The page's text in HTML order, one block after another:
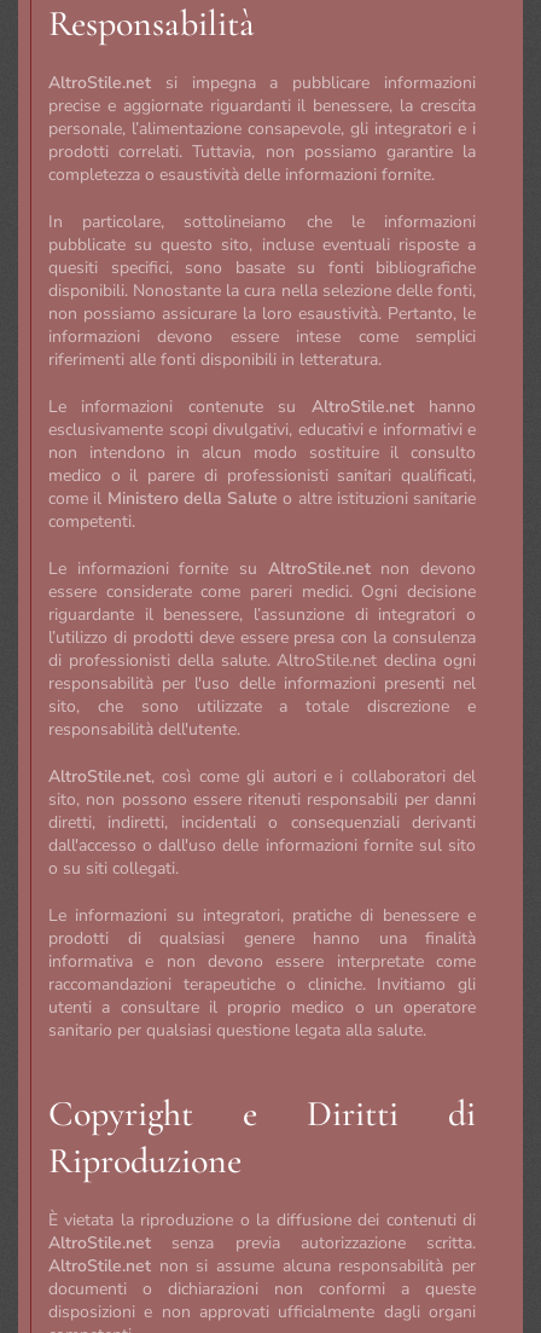
Responsabilità
AltroStile.net si impegna a pubblicare informazioni
precise e aggiornate riguardanti il benessere, la crescita
personale, l’alimentazione consapevole, gli integratori e i
prodotti correlati. Tuttavia, non possiamo garantire la
completezza o esaustività delle informazioni fornite.
In particolare, sottolineiamo che le informazioni
pubblicate su questo sito, incluse eventuali risposte a
quesiti specifici, sono basate su fonti bibliografiche
disponibili. Nonostante la cura nella selezione delle fonti,
non possiamo assicurare la loro esaustività. Pertanto, le
informazioni devono essere intese come semplici
riferimenti alle fonti disponibili in letteratura.
Le informazioni contenute su AltroStile.nethanno
esclusivamente scopi divulgativi, educativi e informativi e
non intendono in alcun modo sostituire il consulto
medico o il parere di professionisti sanitari qualificati,
come il Ministero della Salute o altre istituzioni sanitarie
competenti.
Le informazioni fornite su AltroStile.netnon devono
essere considerate come pareri medici. Ogni decisione
riguardante il benessere, l’assunzione di integratori o
l’utilizzo di prodotti deve essere presa con la consulenza
di professionisti della salute. AltroStile.net declina ogni
responsabilità per l'uso delle informazioni presenti nel
sito, che sono utilizzate a totale discrezione e
responsabilità dell'utente.
AltroStile.net, così come gli autori e i collaboratori del
sito, non possono essere ritenuti responsabili per danni
diretti, indiretti, incidentali o consequenziali derivanti
dall'accesso o dall'uso delle informazioni fornite sul sito
o su siti collegati.
Le informazioni su integratori, pratiche di benessere e
prodotti di qualsiasi genere hanno una finalità
informativa e non devono essere interpretate come
raccomandazioni terapeutiche o cliniche. Invitiamo gli
utenti a consultare il proprio medico o un operatore
sanitario per qualsiasi questione legata alla salute.
Copyright e Diritti di
Riproduzione
È vietata la riproduzione o la diffusione dei contenuti di
AltroStile.net senza previa autorizzazione scritta.
AltroStile.net non si assume alcuna responsabilità per
documenti o dichiarazioni non conformi a queste
disposizioni e non approvati ufficialmente dagli organi